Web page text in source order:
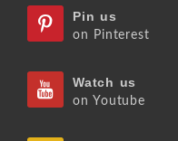
Pin us
on Pinterest
Watch us
on Youtube